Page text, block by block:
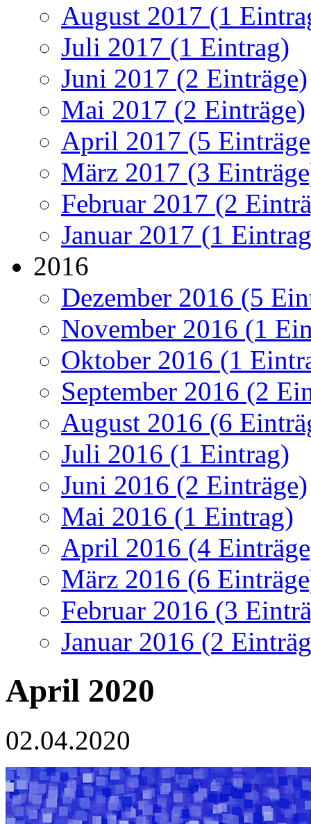
August 2017 (1
Juli 2017 (1 Eintrag)
Juni 2017 (2 Einträge)
Mai 2017 (2 Einträge)
April 2017 (5
März 2017 (3
Februar 2017 (2
Januar 2017 (1
2016
Dezember 2016 (5
November 2016 (1
Oktober 2016 (1
September 2016 (2
August 2016 (6
Juli 2016 (1 Eintrag)
Juni 2016 (2 Einträge)
Mai 2016 (1 Eintrag)
April 2016 (4
März 2016 (6
Februar 2016 (3
Januar 2016 (2
April 2020
02.04.2020